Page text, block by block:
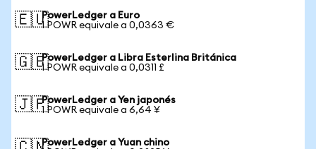
🇪🇺PowerLedger a Euro
1 POWR equivale a 0,0363 €
🇬🇧PowerLedger a Libra Esterlina Británica
1 POWR equivale a 0,0311 £
🇯🇵PowerLedger a Yen japonés
1 POWR equivale a 6,64 ¥
PowerLedger a Yuan chino